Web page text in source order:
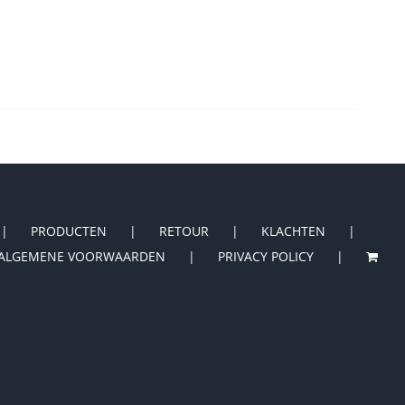
PRODUCTEN RETOUR
KLACHTEN
VOORWAARDEN
PRIVACY POLICY